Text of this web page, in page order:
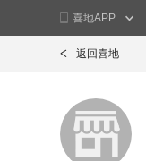
喜地APP
返回喜地